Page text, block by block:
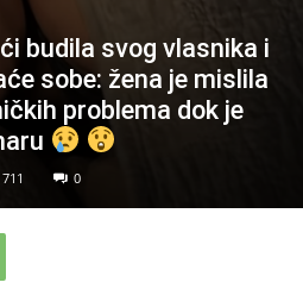
budila svog vlasnika i
sobe: žena je mislila
problema dok je
711 0